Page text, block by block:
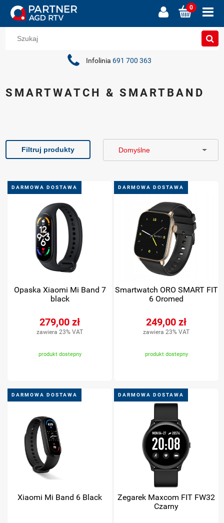
Infolinia 691 700 363
SMARTWATCH & SMARTBAND
Filtruj produkty
Opaska Xiaomi Mi Band 7
black
279,00 zł
zawiera 23% VAT
produkt dostepny
DARMOWA DOSTAWA
Smartwatch ORO SMART FIT
6 Oromed
249,00 zł
zawiera 23% VAT
produkt dostepny
DARMOWA DOSTAWA
Xiaomi Mi Band 6 Black
DARMOWA DOSTAWA
Zegarek Maxcom FIT FW32
Czarny
DARMOWA DOSTAWA